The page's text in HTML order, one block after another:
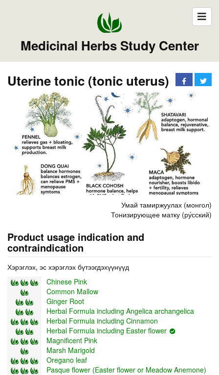
Medicinal Herbs Study Center
Uterine tonic (tonic uterus)
Умай тамиржуулах (монгол)
Тонизирующее матку (ру́сский)
Product usage indication and
contraindication
Хэрэглэх, эс хэрэглэх бүтээгдэхүүнүүд
Chinese Pink
Common Mallow
Ginger Root
Herbal Formula including Angelica archangelica
Herbal Formula including Cinnamon
Herbal Formula including Easter flower
Magnificent Pink
Marsh Marigold
Oregano leaf
Pasque flower (Easter flower or Meadow Anemone)